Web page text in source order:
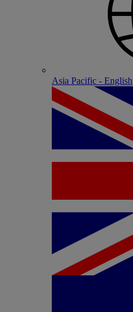
Asia Pacific - English